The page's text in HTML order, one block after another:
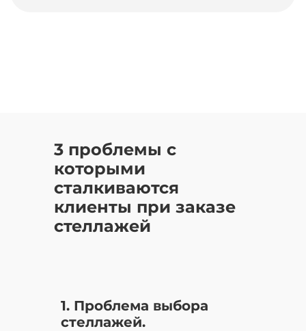
3 проблемы с
которыми
сталкиваются
клиенты при заказе
стеллажей
1. Проблема выбора
стеллажей.